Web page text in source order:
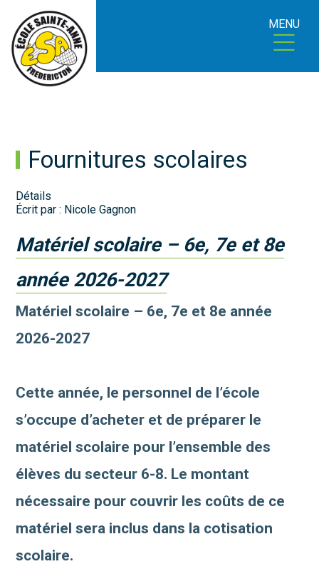
MENU
Fournitures scolaires
Détails
Écrit par : Nicole Gagnon
Matériel scolaire – 6e, 7e et 8e
année 2026-2027
Matériel scolaire – 6e, 7e et 8e année
2026-2027
Cette année, le personnel de l’école
s’occupe d’acheter et de préparer le
matériel scolaire pour l’ensemble des
élèves du secteur 6-8. Le montant
nécessaire pour couvrir les coûts de ce
matériel sera inclus dans la cotisation
scolaire.